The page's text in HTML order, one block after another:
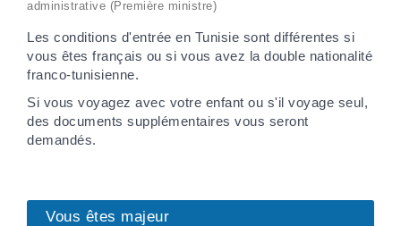
administrative (Première ministre)
Les conditions d'entrée en Tunisie sont différentes si
vous êtes français ou si vous avez la double nationalité
franco-tunisienne.
Si vous voyagez avec votre enfant ou s'il voyage seul,
des documents supplémentaires vous seront
demandés.
Vous êtes majeur